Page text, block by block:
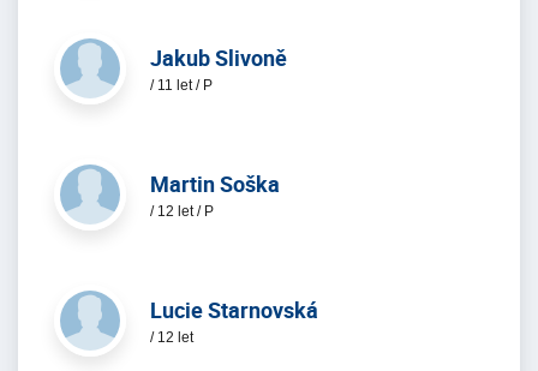
Jakub Slivoně
/ 11 let / P
Martin Soška
/ 12 let / P
Lucie Starnovská
/ 12 let